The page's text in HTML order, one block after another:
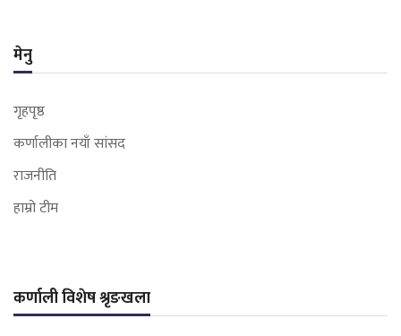
मेनु
गृहपृष्ठ
कर्णालीका नयाँ सांसद
राजनीति
हाम्रो टीम
कर्णाली विशेष श्रृङखला